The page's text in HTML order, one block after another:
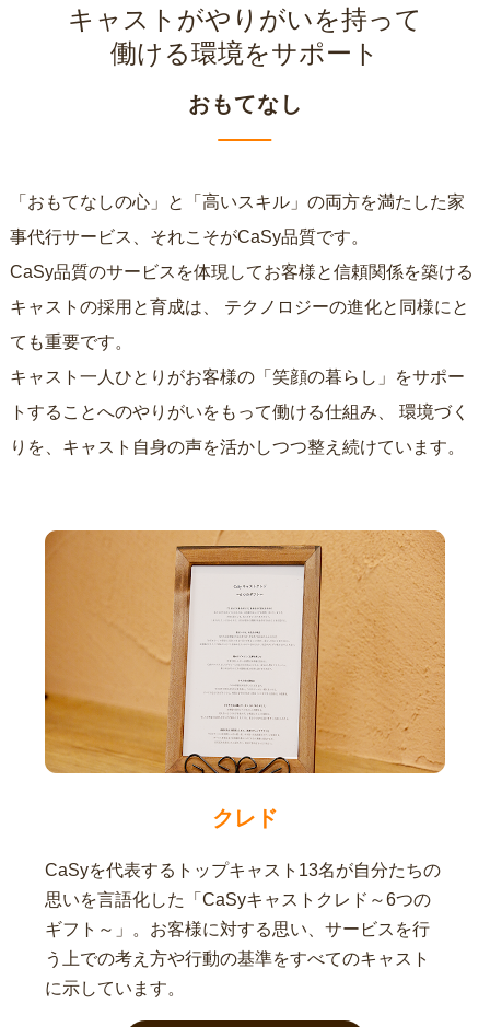
キャストがやりがいを持って
働ける環境をサポート
おもてなし
「おもてなしの心」と「高いスキル」の両方を満たした家
事代行サービス、それこそがCaSy品質です。
CaSy品質のサービスを体現してお客様と信頼関係を築ける
キャストの採用と育成は、
ても重要です。
キャスト一人ひとりがお客様の「笑顔の暮らし」をサポー
トすることへのやりがいをもって働ける仕組み、
りを、キャスト自身の声を活かしつつ整え続けています。
クレド
CaSyを代表するトップキャスト13名が自分たちの
思いを言語化した「CaSyキャストクレド～6つの
ギフト～」。お客様に対する思い、サービスを行
う上での考え方や行動の基準をすべてのキャスト
に示しています。